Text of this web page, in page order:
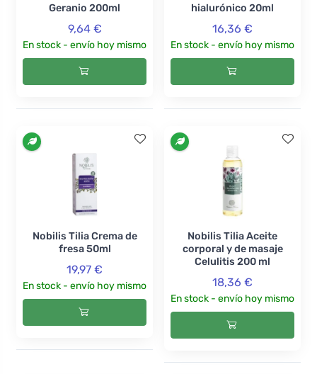
Geranio 200ml
9,64 €
En stock - envío hoy mismo
hialurónico 20ml
16,36 €
En stock - envío hoy mismo
Nobilis Tilia Crema de
fresa 50ml
19,97 €
En stock - envío hoy mismo
Nobilis Tilia Aceite
corporal y de masaje
Celulitis 200 ml
18,36 €
En stock - envío hoy mismo